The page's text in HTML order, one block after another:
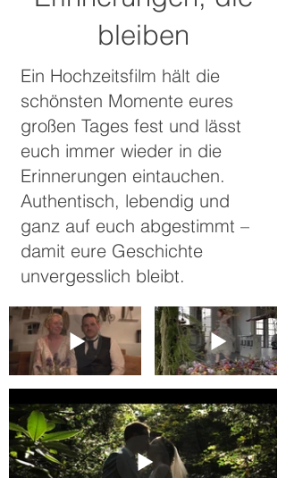
bleiben
Ein Hochzeitsfilm hält die
schönsten Momente eures
großen Tages fest und lässt
euch immer wieder in die
Erinnerungen eintauchen.
Authentisch, lebendig und
ganz auf euch abgestimmt –
damit eure Geschichte
unvergesslich bleibt.